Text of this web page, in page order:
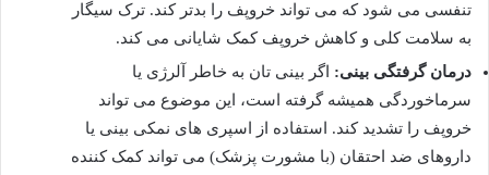
تنفسی می شود که می تواند خروپف را بدتر کند. ترک سیگار
به سلامت کلی و کاهش خروپف کمک شایانی می کند.
درمان گرفتگی بینی: اگر بینی تان به خاطر آلرژی یا
سرماخوردگی همیشه گرفته است، این موضوع می تواند
خروپف را تشدید کند. استفاده از اسپری های نمکی بینی یا
داروهای ضد احتقان (با مشورت پزشک) می تواند کمک کننده